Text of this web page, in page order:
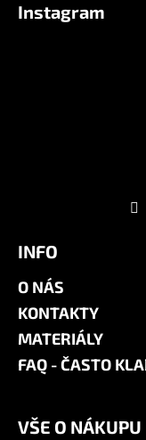
Instagram
INFO
O NÁS
KONTAKTY
MATERIÁLY
FAQ - ČASTO
VŠE O NÁKUPU